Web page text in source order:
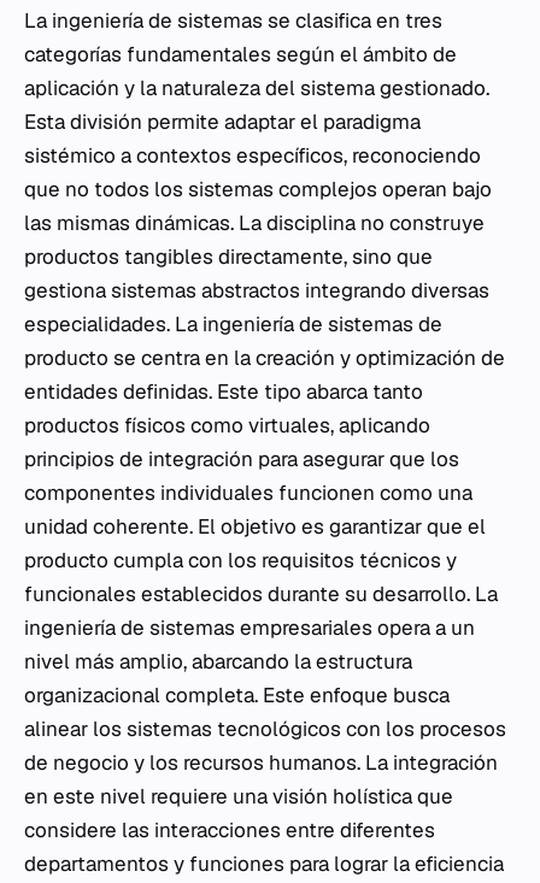
La ingeniería de sistemas se clasifica en tres
categorías fundamentales según el ámbito de
aplicación y la naturaleza del sistema gestionado.
Esta división permite adaptar el paradigma
sistémico a contextos específicos, reconociendo
que no todos los sistemas complejos operan bajo
las mismas dinámicas. La disciplina no construye
productos tangibles directamente, sino que
gestiona sistemas abstractos integrando diversas
especialidades. La ingeniería de sistemas de
producto se centra en la creación y optimización de
entidades definidas. Este tipo abarca tanto
productos físicos como virtuales, aplicando
principios de integración para asegurar que los
componentes individuales funcionen como una
unidad coherente. El objetivo es garantizar que el
producto cumpla con los requisitos técnicos y
funcionales establecidos durante su desarrollo. La
ingeniería de sistemas empresariales opera a un
nivel más amplio, abarcando la estructura
organizacional completa. Este enfoque busca
alinear los sistemas tecnológicos con los procesos
de negocio y los recursos humanos. La integración
en este nivel requiere una visión holística que
considere las interacciones entre diferentes
departamentos y funciones para lograr la eficiencia